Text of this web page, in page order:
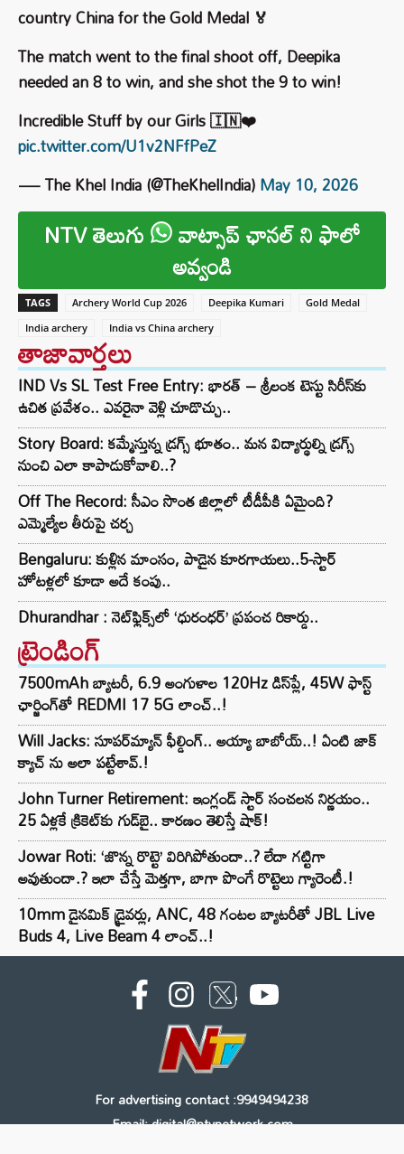
country China for the Gold Medal 🏅
The match went to the final shoot off, Deepika
needed an 8 to win, and she shot the 9 to win!
Incredible Stuff by our Girls 🇮🇳❤️
pic.twitter.com/U1v2NFfPeZ
— The Khel India (@TheKhelIndia)May 10, 2026
NTV తెలుగు వాట్సాప్ ఛానల్ ని ఫాలో
అవ్వండి
TAGS Archery World Cup 2026 Deepika Kumari
Gold Medal
India archery
India vs China archery
తాజావార్తలు
IND Vs SL Test Free Entry: భారత్ – శ్రీలంక టెస్టు సిరీస్‌కు
ఉచిత ప్రవేశం.. ఎవరైనా వెళ్లి చూడొచ్చు..
Story Board: కమ్మేస్తున్న డ్రగ్స్ భూతం.. మన విద్యార్థుల్ని డ్రగ్స్
నుంచి ఎలా కాపాడుకోవాలి..?
Off The Record: సీఎం సొంత జిల్లాలో టీడీపీకి ఏమైంది?
ఎమ్మెల్యేల తీరుపై చర్చ
Bengaluru: కుళ్లిన మాంసం, పాడైన కూరగాయలు..5-స్టార్
హోటళ్లలో కూడా అదే కంపు..
Dhurandhar : నెట్‌ఫ్లిక్స్‌లో ‘ధురంధర్’ ప్రపంచ రికార్డు..
ట్రెండింగ్‌
7500mAh బ్యాటరీ, 6.9 అంగుళాల 120Hz డిస్‌ప్లే, 45W ఫాస్ట్
ఛార్జింగ్‌తో REDMI 17 5G లాంచ్..!
Will Jacks: సూపర్‌మ్యాన్ ఫీల్డింగ్.. అయ్యా బాబోయ్..! ఏంటి జాక్
క్యాచ్ ను అలా పట్టేశావ్.!
John Turner Retirement: ఇంగ్లండ్ స్టార్ సంచలన నిర్ణయం..
25 ఏళ్లకే క్రికెట్‌కు గుడ్‌బై.. కారణం తెలిస్తే షాక్!
Jowar Roti: ‘జొన్న రొట్టె’ విరిగిపోతుందా..? లేదా గట్టిగా
అవుతుందా.? ఇలా చేస్తే మెత్తగా, బాగా పొంగే రొట్టెలు గ్యారెంటీ.!
10mm డైనమిక్ డ్రైవర్లు, ANC, 48 గంటల బ్యాటరీతో JBL Live
Buds 4, Live Beam 4 లాంచ్..!
For advertising contact :9949494238
Email: digital@ntvnetwork.com